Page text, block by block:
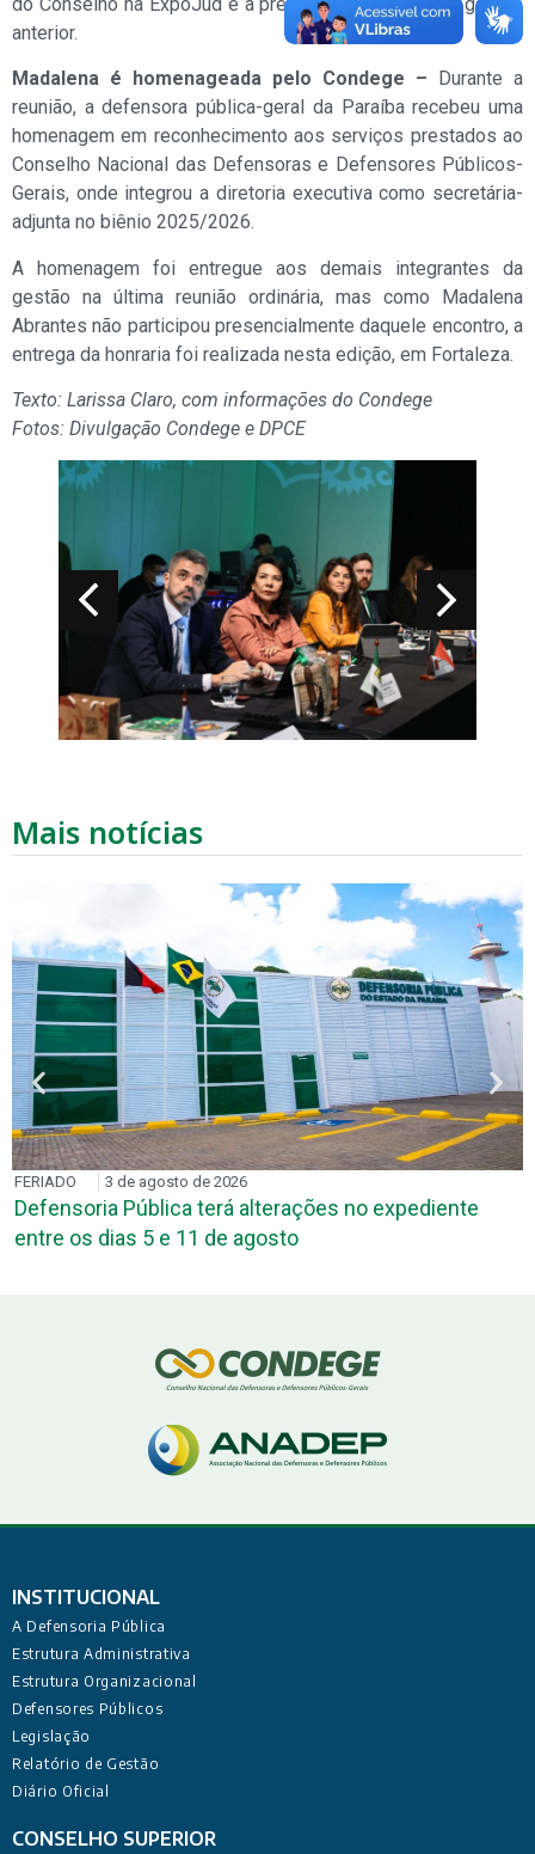
anterior.
Madalena é homenageada pelo Condege – Durante a
reunião, a defensora pública-geral da Paraíba recebeu uma
homenagem em reconhecimento aos serviços prestados ao
Conselho Nacional das Defensoras e Defensores Públicos-
Gerais, onde integrou a diretoria executiva como secretária-
adjunta no biênio 2025/2026.
A homenagem foi entregue aos demais integrantes da
gestão na última reunião ordinária, mas como Madalena
Abrantes não participou presencialmente daquele encontro, a
entrega da honraria foi realizada nesta edição, em Fortaleza.
Texto: Larissa Claro, com informações do Condege
Fotos: Divulgação Condege e DPCE
Mais notícias
FERIADO 3 de agosto de 2026
Defensoria Pública terá alterações no expediente
entre os dias 5 e 11 de agosto
INSTITUCIONAL
A Defensoria Pública
Estrutura Administrativa
Estrutura Organizacional
Defensores Públicos
Legislação
Relatório de Gestão
Diário Oficial
CONSELHO SUPERIOR